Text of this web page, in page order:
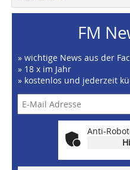
FM
» wichtige News aus der
» 18 x im Jahr
» kostenlos und jederzeit
Anti-